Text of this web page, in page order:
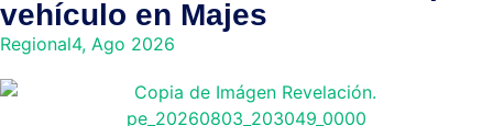
vehículo en Majes
Regional4, Ago 2026